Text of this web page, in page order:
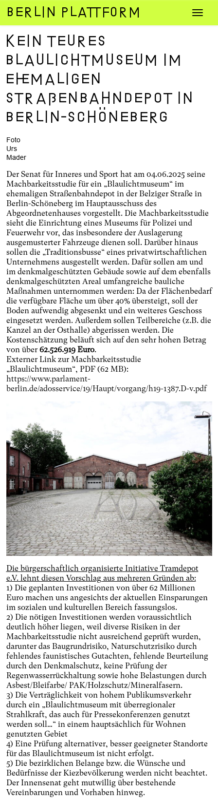
Zum
Inhalt
springen
Kein teures
Blaulichtmuseum im
ehemaligen
Straßenbahndepot in
Berlin-Schöneberg
Foto
Urs
Mader
Der Senat für Inneres und Sport hat am 04.06.2025 seine
Machbarkeitsstudie für ein „Blaulichtmuseum“ im
ehemaligen Straßenbahndepot in der Belziger Straße in
Berlin-Schöneberg im Hauptausschuss des
Abgeordnetenhauses vorgestellt. Die Machbarkeitsstudie
sieht die Einrichtung eines Museums für Polizei und
Feuerwehr vor, das insbesondere der Auslagerung
ausgemusterter Fahrzeuge dienen soll. Darüber hinaus
sollen die „Traditionsbusse“ eines privatwirtschaftlichen
Unternehmens ausgestellt werden. Dafür sollen am und
im denkmalgeschützten Gebäude sowie auf dem ebenfalls
denkmalgeschützten Areal umfangreiche bauliche
Maßnahmen unternommen werden: Da der Flächenbedarf
die verfügbare Fläche um über 40% übersteigt, soll der
Boden aufwendig abgesenkt und ein weiteres Geschoss
eingesetzt werden. Außerdem sollen Teilbereiche (z.B. die
Kanzel an der Osthalle) abgerissen werden. Die
Kostenschätzung beläuft sich auf den sehr hohen Betrag
von über 62.526.919 Euro.
Externer Link zur Machbarkeitsstudie
„Blaulichtmuseum“, PDF (62 MB):
https://www.parlament-
berlin.de/adosservice/19/Haupt/vorgang/h19-1387.D-v.pdf
Die bürgerschaftlich organisierte Initiative Tramdepot
e.V. lehnt diesen Vorschlag aus mehreren Gründen ab:
1) Die geplanten Investitionen von über 62 Millionen
Euro machen uns angesichts der aktuellen Einsparungen
im sozialen und kulturellen Bereich fassungslos.
2) Die nötigen Investitionen werden voraussichtlich
deutlich höher liegen, weil diverse Risiken in der
Machbarkeitsstudie nicht ausreichend geprüft wurden,
darunter das Baugrundrisiko, Naturschutzrisiko durch
fehlendes faunistisches Gutachten, fehlende Beurteilung
durch den Denkmalschutz, keine Prüfung der
Regenwasserrückhaltung sowie hohe Belastungen durch
Asbest/Bleifarbe/ PAK/Holzschutz/Mineralfasern.
3) Die Verträglichkeit von hohem Publikumsverkehr
durch ein „Blaulichtmuseum mit überregionaler
Strahlkraft, das auch für Pressekonferenzen genutzt
werden soll…“ in einem hauptsächlich für Wohnen
genutzten Gebiet
4) Eine Prüfung alternativer, besser geeigneter Standorte
für das Blaulichtmuseum ist nicht erfolgt.
5) Die bezirklichen Belange bzw. die Wünsche und
Bedürfnisse der Kiezbevölkerung werden nicht beachtet.
Der Innensenat geht mutwillig über bestehende
Vereinbarungen und Vorhaben hinweg.